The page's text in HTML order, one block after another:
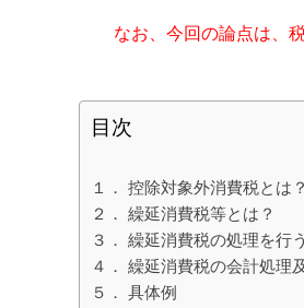
なお、今回の論点は、
目次
１． 控除対象外消費税とは？
２． 繰延消費税等とは？
３． 繰延消費税の処理を行
４． 繰延消費税の会計処理
５． 具体例